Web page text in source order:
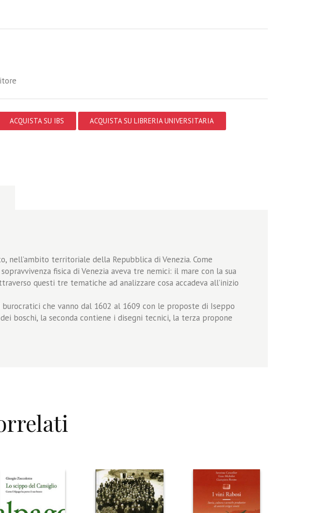
ACQUISTA SU IBS ACQUISTA SU LIBRERIA UNIVERSITARIA
territoriale della Repubblica di Venezia. Come
fisica di Venezia aveva tre nemici: il mare con la sua
questi tre tematiche ad analizzare cosa accadeva all’inizio
che vanno dal 1602 al 1609 con le proposte di Iseppo
boschi, la seconda contiene i disegni tecnici, la terza propone